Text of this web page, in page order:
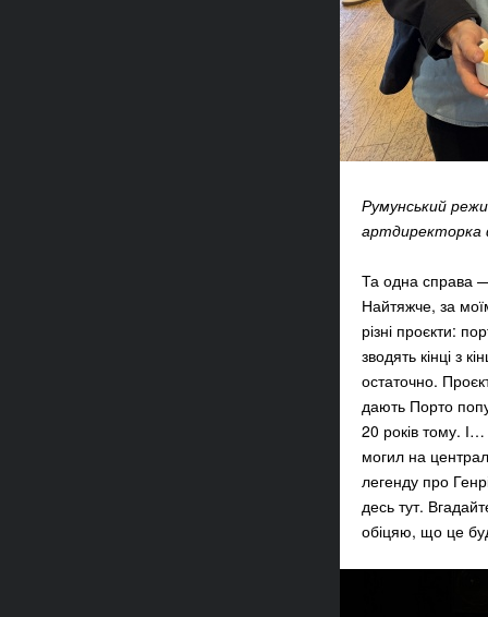
Румунський
артдиректорка
Та одна справа
Найтяжче, за
різні проєкти:
зводять кінці з
остаточно.
дають Порто
20 років тому.
могил на
легенду про
десь тут.
обіцяю, що це